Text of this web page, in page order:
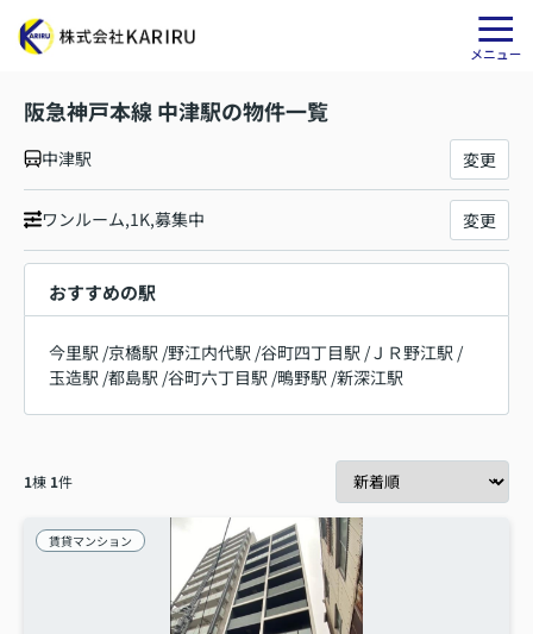
阪急神戸本線 中津駅の物件一覧
中津駅 変更
ワンルーム,1K,募集中 変更
おすすめの駅
今里駅 /京橋駅 /野江内代駅 /谷町四丁目駅 /ＪＲ野江駅 /
玉造駅 /都島駅 /谷町六丁目駅 /鴫野駅 /新深江駅
1棟 1件
賃貸マンション